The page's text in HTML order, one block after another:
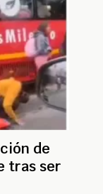
de
tras ser